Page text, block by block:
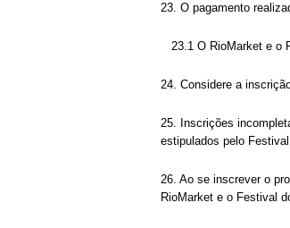
23. O pagamento
23.1 O RioMarket e o
24. Considere a
25. Inscrições
estipulados pelo
26. Ao se inscrever o
RioMarket e o Festival